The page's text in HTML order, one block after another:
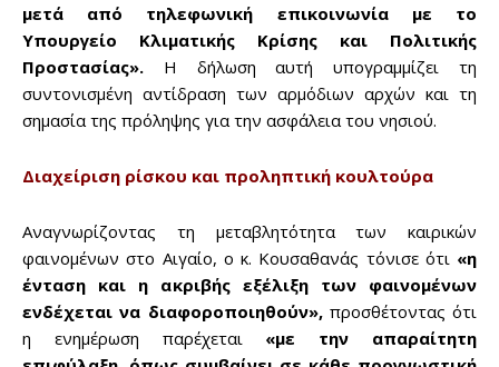
μετά από τηλεφωνική επικοινωνία με το
Υπουργείο Κλιματικής Κρίσης και Πολιτικής
Προστασίας». Η δήλωση αυτή υπογραμμίζει τη
συντονισμένη αντίδραση των αρμόδιων αρχών και τη
σημασία της πρόληψης για την ασφάλεια του νησιού.
Διαχείριση ρίσκου και προληπτική κουλτούρα
Αναγνωρίζοντας τη μεταβλητότητα των καιρικών
φαινομένων στο Αιγαίο, ο κ. Κουσαθανάς τόνισε ότι «η
ένταση και η ακριβής εξέλιξη των φαινομένων
ενδέχεται να διαφοροποιηθούν»,προσθέτοντας ότι
η ενημέρωση παρέχεται «με την απαραίτητη